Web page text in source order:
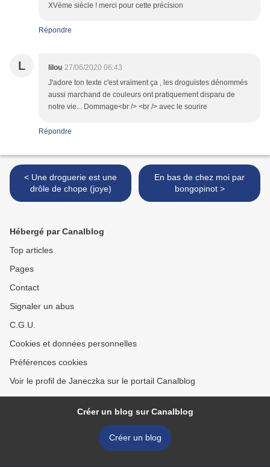
XVème siècle ! merci pour cette précision
Répondre
L lilou 27/06/2020 06:43
J'adore ton texte c'est vraiment ça , les droguistes dénommés
aussi marchand de couleurs ont pratiquement disparu de
notre vie... Dommage<br /> <br /> avec le sourire
Répondre
< Une droguerie est une
drôle de chope (joye)
En bas de chez moi par
bongopinot >
Hébergé par Canalblog
Top articles
Pages
Contact
Signaler un abus
C.G.U.
Cookies et données personnelles
Préférences cookies
Voir le profil de Janeczka sur le portail Canalblog
Créer un blog sur Canalblog
Créer un blog